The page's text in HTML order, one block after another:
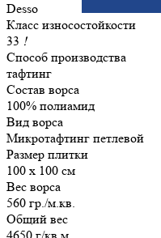
Desso
Класс износостойкости
33 !
Способ производства
тафтинг
Состав ворса
100% полиамид
Вид ворса
Микротафтинг петлевой
Размер плитки
100 х 100 см
Вес ворса
560 гр./м.кв.
Общий вес